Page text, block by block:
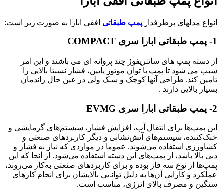
انواع مدلهای پرطرفدار پمپ طبقاتی افقی ابارا به صورت زیر است:
1- پمپ‌ طبقاتی ابارا سری COMPACT
از دسته پمپ های سانتریفوژ چند پروانه ای می باشند و این امر
سبب می شود تا پمپ با توان موتور پایین، فشار نسبتا بالایی را
تامین کند. طراحی آنها کوچک و سبک ولی در عین حال راندمان
بسیار بالایی دارند .
2- پمپ طبقاتی ابارا سری EVMG
این پمپ‌ها برای انتقال آب، افزایش فشار، سیستم‌های گرمایشی و
خنک‌کننده، سیستم‌های آتش‌نشانی و دیگر کاربردهای صنعتی و
کشاورزی استفاده می‌شوند. عموما در مواردی که نیاز به فشار و
دبی بالا باشد، از پمپ‌های این دسته استفاده می‌شود. از آنجا که این
پمپ‌ها از نوع سه فاز بوده و برای کاربردهای صنعتی به‌کار می‌روند،
عملکرد و کارایی آن‌ها به دلیل توانایی بالایشان برای انجام کارهای
سنگین و مصرف بالای انرژی، مناسب است.